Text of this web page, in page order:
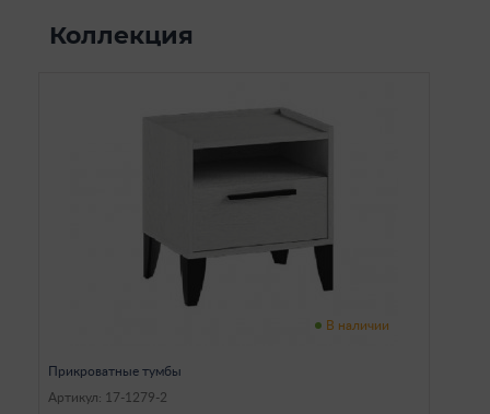
Коллекция
В наличии
Прикроватные тумбы
Артикул: 17-1279-2